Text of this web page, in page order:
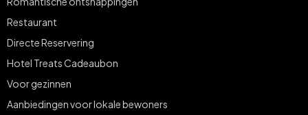
Restaurant
Directe Reservering
Hotel Treats Cadeaubon
Voor gezinnen
Aanbiedingen voor lokale bewoners